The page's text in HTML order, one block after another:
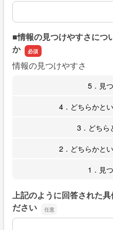
上記のように回答された
■情報の見つけやすさにつ
か
情報の見つけやすさ
5．見
4．どちらかと
3．どちら
2．どちらかと
1．見
上記のように回答された
ださい
上記のように回答された